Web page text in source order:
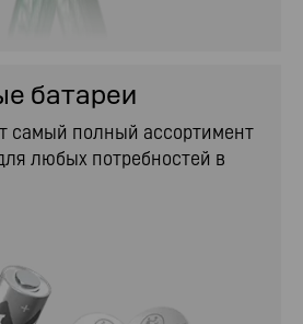
батареи
самый полный ассортимент
любых потребностей в